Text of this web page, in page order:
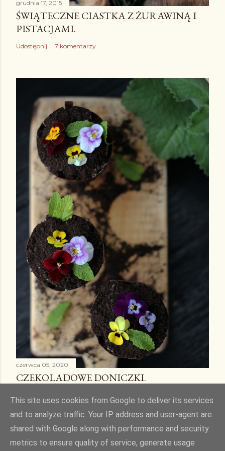
grudnia 17, 2015
ŚWIĄTECZNE CIASTKA Z ŻURAWINĄ I
PISTACJAMI.
Udostępnij 7 komentarzy
czerwca 05, 2020
CZEKOLADOWE DONICZKI.
2 komentarze
This site uses cookies from Google to deliver its services
and to analyze traffic. Your IP address and user-agent are
shared with Google along with performance and security
metrics to ensure quality of service, generate usage